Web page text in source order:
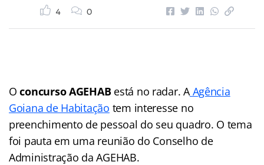
4 0
Oconcurso AGEHAB está no radar. AAgência
Goiana de Habitação tem interesse no
preenchimento de pessoal do seu quadro. O tema
foi pauta em uma reunião do Conselho de
Administração da AGEHAB.